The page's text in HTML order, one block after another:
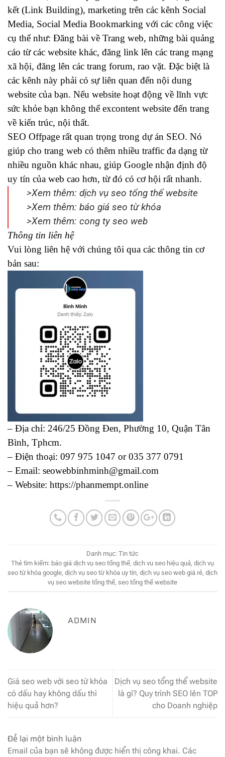
kết (Link Building), marketing trên các kênh Social
Media, Social Media Bookmarking với các công việc
cụ thể như: Đăng bài về Trang web, những bài quảng
cáo từ các website khác, đăng link lên các trang mạng
xã hội, đăng lên các trang forum, rao vặt. Đặc biệt là
các kênh này phải có sự liên quan đến nội dung
website của bạn. Nếu website hoạt động về lĩnh vực
sức khỏe bạn không thể excontent website đến trang
về kiến trúc, nội thất.
SEO Offpage rất quan trọng trong dự án SEO. Nó
giúp cho trang web có thêm nhiều traffic đa dạng từ
nhiều nguồn khác nhau, giúp Google nhận định độ
uy tín của web cao hơn, từ đó có cơ hội rất nhanh.
>Xem thêm: dịch vụ seo tổng thể website
>Xem thêm: báo giá seo từ khóa
>Xem thêm: cong ty seo web
Thông tin liên hệ
Vui lòng liên hệ với chúng tôi qua các thông tin cơ
bản sau:
– Địa chỉ: 246/25 Đồng Đen, Phường 10, Quận Tân
Bình, Tphcm.
– Điện thoại: 097 975 1047 or 035 377 0791
– Email: seowebbinhminh@gmail.com
– Website: https://phanmempt.online
Danh mục: Tin tức
Thẻ tìm kiếm: báo giá dịch vụ seo tổng thể dich vu seo hiệu quả dịch vụ
seo từ khóa google dịch vụ seo từ khóa uy tín dịch vụ seo web giá rẻ dịch
vụ seo website tổng thể seo tổng thể website
ADMIN
Giá seo web với seo từ khóa
có dấu hay không dấu thì
hiệu quả hơn?
Dịch vụ seo tổng thể website
là gì? Quy trình SEO lên TOP
cho Doanh nghiệp
Để lại một bình luận
Email của bạn sẽ không được hiển thị công khai. Các